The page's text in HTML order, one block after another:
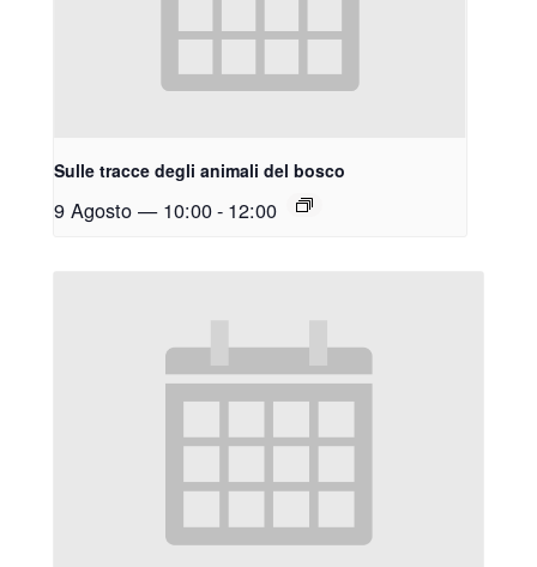
Sulle tracce degli animali del bosco
9 Agosto — 10:00- 12:00